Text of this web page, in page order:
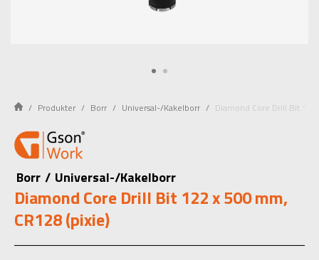
Produkter Borr Universal-/Kakelborr Diamond Core Drill Bit
Borr / Universal-/Kakelborr
Diamond Core Drill Bit 122 x 500 mm,
CR128 (pixie)